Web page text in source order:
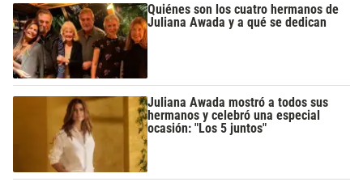
Quiénes son los cuatro hermanos de
Juliana Awada y a qué se dedican
Juliana Awada mostró a todos sus
hermanos y celebró una especial
ocasión: "Los 5 juntos"